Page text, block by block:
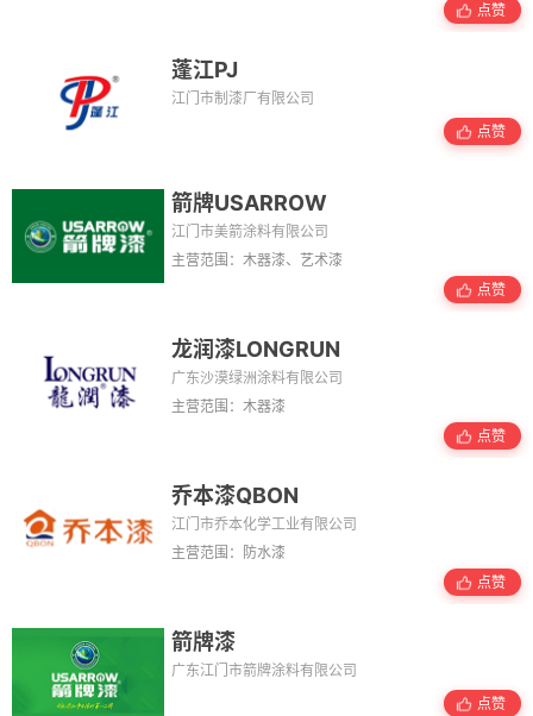
点赞
蓬江PJ
江门市制漆厂有限公司
点赞
箭牌USARROW
江门市美箭涂料有限公司
主营范围：木器漆、艺术漆
点赞
龙润漆LONGRUN
广东沙漠绿洲涂料有限公司
主营范围：木器漆
点赞
乔本漆QBON
江门市乔本化学工业有限公司
主营范围：防水漆
点赞
箭牌漆
广东江门市箭牌涂料有限公司
点赞